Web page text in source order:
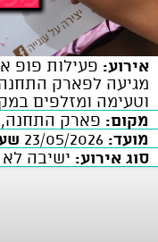
אירוע: פעילות פופ
מגיעה לפארק
וטעימה ומזלפים
מקום: פארק התחנה,
מועד:
סוג אירוע: ישיבה